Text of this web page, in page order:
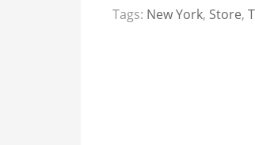
Tags: New York, Store,